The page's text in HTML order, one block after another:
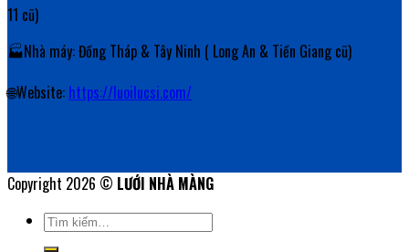
11 cũ)
🏭Nhà máy: Đồng Tháp & Tây Ninh ( Long An & Tiền Giang cũ)
🌐Website: https://luoilucsi.com/
Copyright 2026 © LƯỚI NHÀ MÀNG
Tìm